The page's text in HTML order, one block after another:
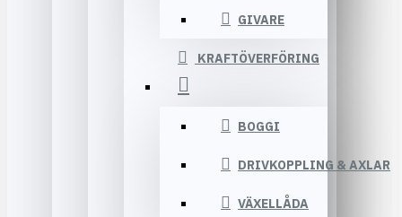
GIVARE
KRAFTÖVERFÖRING
BOGGI
DRIVKOPPLING & AXLAR
VÄXELLÅDA